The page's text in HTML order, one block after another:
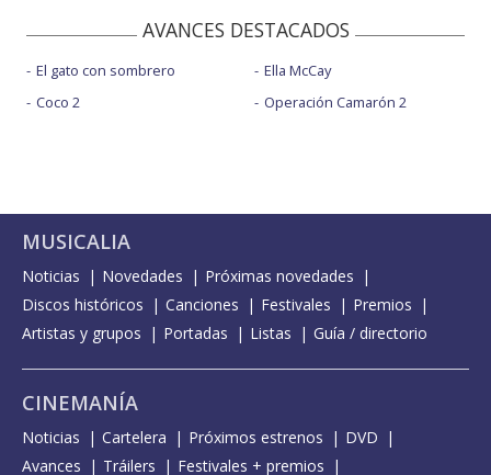
AVANCES DESTACADOS
El gato con sombrero
Coco 2
Ella McCay
Operación Camarón 2
MUSICALIA
Noticias Novedades
Próximas novedades
Discos históricos
Canciones Festivales
Premios
Artistas y grupos
Portadas Listas Guía / directorio
CINEMANÍA
Noticias Cartelera Próximos estrenos
DVD
Avances
Tráilers Festivales + premios